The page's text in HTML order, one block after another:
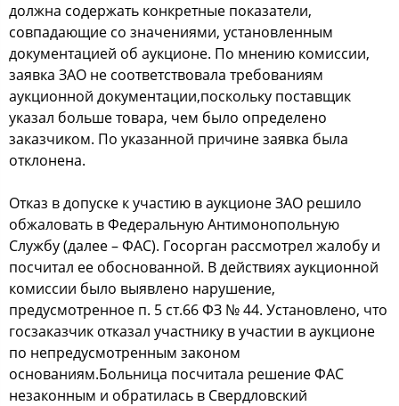
должна содержать конкретные показатели,
совпадающие со значениями, установленным
документацией об аукционе. По мнению комиссии,
заявка ЗАО не соответствовала требованиям
аукционной документации,поскольку поставщик
указал больше товара, чем было определено
заказчиком. По указанной причине заявка была
отклонена.
Отказ в допуске к участию в аукционе ЗАО решило
обжаловать в Федеральную Антимонопольную
Службу (далее – ФАС). Госорган рассмотрел жалобу и
посчитал ее обоснованной. В действиях аукционной
комиссии было выявлено нарушение,
предусмотренное п. 5 ст.66 ФЗ № 44. Установлено, что
госзаказчик отказал участнику в участии в аукционе
по непредусмотренным законом
основаниям.Больница посчитала решение ФАС
незаконным и обратилась в Свердловский